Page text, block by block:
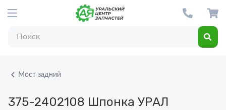
Мост задний
375-2402108 Шпонка УРАЛ